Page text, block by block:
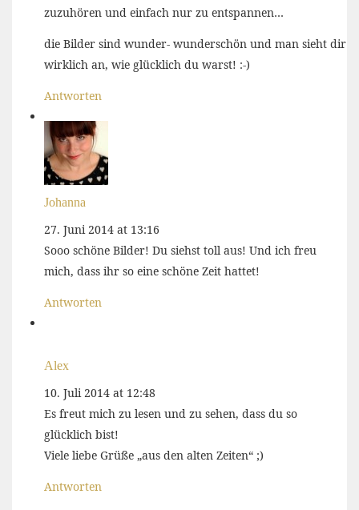
zuzuhören und einfach nur zu entspannen…
die Bilder sind wunder- wunderschön und man sieht dir
wirklich an, wie glücklich du warst! :-)
Antworten
Johanna
27. Juni 2014 at 13:16
Sooo schöne Bilder! Du siehst toll aus! Und ich freu
mich, dass ihr so eine schöne Zeit hattet!
Antworten
Alex
10. Juli 2014 at 12:48
Es freut mich zu lesen und zu sehen, dass du so
glücklich bist!
Viele liebe Grüße „aus den alten Zeiten“ ;)
Antworten